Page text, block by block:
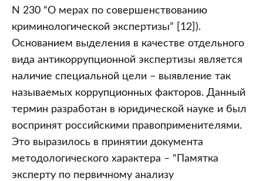
N 230 “О мерах по совершенствованию
криминологической экспертизы” [12]).
Основанием выделения в качестве отдельного
вида антикоррупционной экспертизы является
наличие специальной цели – выявление так
называемых коррупционных факторов. Данный
термин разработан в юридической науке и был
воспринят российскими правоприменителями.
Это выразилось в принятии документа
методологического характера – “Памятка
эксперту по первичному анализу